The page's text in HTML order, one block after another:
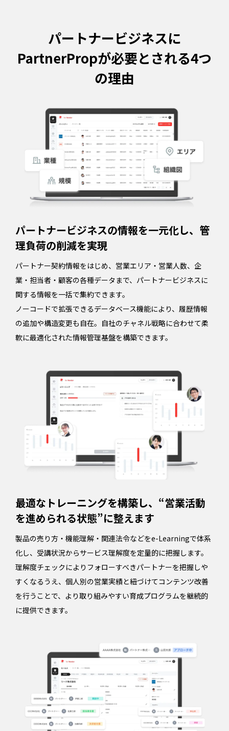
パートナービジネスに
PartnerPropが必要とされる4つ
の理由
パートナービジネスの情報を一元化し、管
理負荷の削減を実現
パートナー契約情報をはじめ、営業エリア・営業人数、企
業・担当者・顧客の各種データまで、パートナービジネスに
関する情報を一括で集約できます。
ノーコードで拡張できるデータベース機能により、履歴情報
の追加や構造変更も自在。自社のチャネル戦略に合わせて柔
軟に最適化された情報管理基盤を構築できます。
最適なトレーニングを構築し、“営業活動
を進められる状態”に整えます
製品の売り方・機能理解・関連法令などをe-Learningで体系
化し、受講状況からサービス理解度を定量的に把握します。
理解度チェックによりフォローすべきパートナーを把握しや
すくなるうえ、個人別の営業実績と紐づけてコンテンツ改善
を行うことで、より取り組みやすい育成プログラムを継続的
に提供できます。